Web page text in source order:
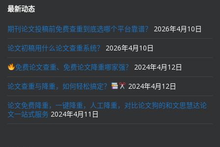
最新动态
期刊论文投稿前免费查重到底选哪个平台靠谱？ 2026年4月10日
论文初稿用什么论文查重系统？ 2026年4月10日
免费论文查重、免费论文降重哪家强？ 2024年4月12日
论文查重与降重，如何轻松搞定？ 2024年4月12日
论文免费降重，一键降重，人工降重，对比论文狗的和文思慧达论
文一站式服务 2024年4月11日